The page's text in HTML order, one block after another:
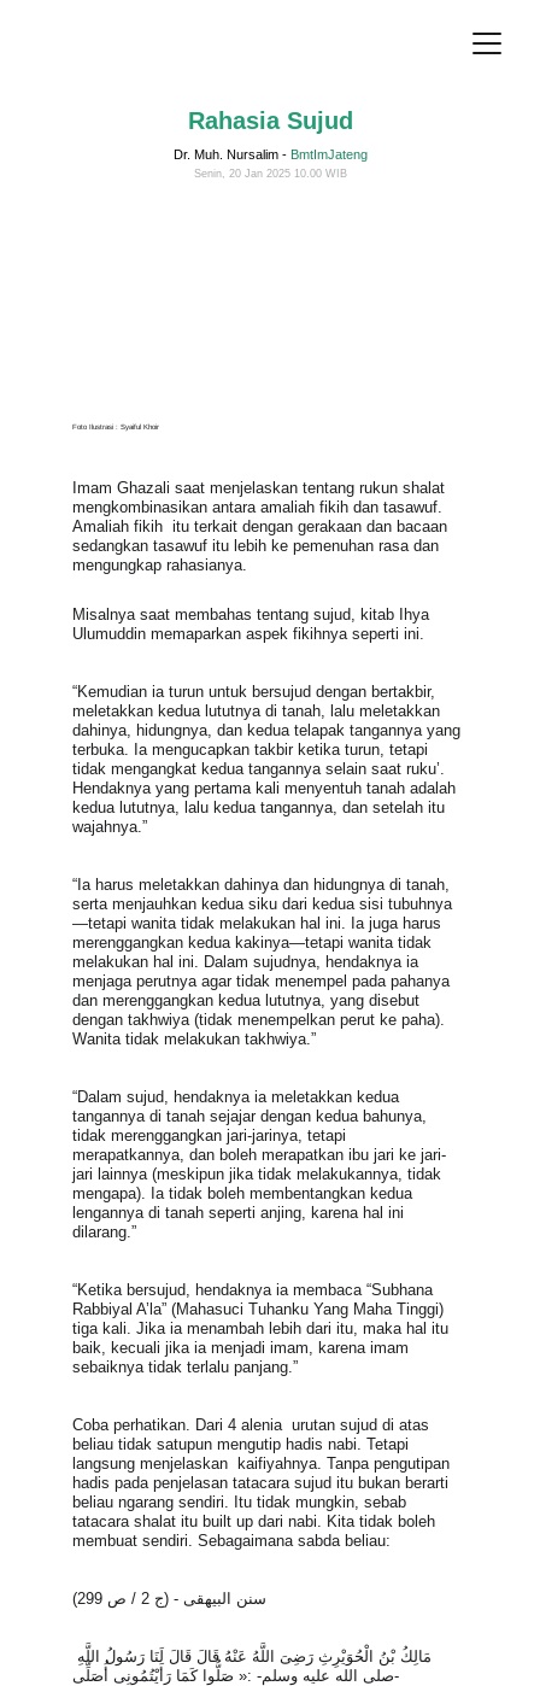
Rahasia Sujud
Dr. Muh. Nursalim - BmtImJateng
Senin, 20 Jan 2025 10.00 WIB
Foto Ilustrasi : Syaiful Khoir
Imam Ghazali saat menjelaskan tentang rukun shalat
mengkombinasikan antara amaliah fikih dan tasawuf.
Amaliah fikih  itu terkait dengan gerakaan dan bacaan
sedangkan tasawuf itu lebih ke pemenuhan rasa dan
mengungkap rahasianya.
Misalnya saat membahas tentang sujud, kitab Ihya
Ulumuddin memaparkan aspek fikihnya seperti ini.
“Kemudian ia turun untuk bersujud dengan bertakbir,
meletakkan kedua lututnya di tanah, lalu meletakkan
dahinya, hidungnya, dan kedua telapak tangannya yang
terbuka. Ia mengucapkan takbir ketika turun, tetapi
tidak mengangkat kedua tangannya selain saat ruku’.
Hendaknya yang pertama kali menyentuh tanah adalah
kedua lututnya, lalu kedua tangannya, dan setelah itu
wajahnya.”
“Ia harus meletakkan dahinya dan hidungnya di tanah,
serta menjauhkan kedua siku dari kedua sisi tubuhnya
—tetapi wanita tidak melakukan hal ini. Ia juga harus
merenggangkan kedua kakinya—tetapi wanita tidak
melakukan hal ini. Dalam sujudnya, hendaknya ia
menjaga perutnya agar tidak menempel pada pahanya
dan merenggangkan kedua lututnya, yang disebut
dengan takhwiya (tidak menempelkan perut ke paha).
Wanita tidak melakukan takhwiya.”
“Dalam sujud, hendaknya ia meletakkan kedua
tangannya di tanah sejajar dengan kedua bahunya,
tidak merenggangkan jari-jarinya, tetapi
merapatkannya, dan boleh merapatkan ibu jari ke jari-
jari lainnya (meskipun jika tidak melakukannya, tidak
mengapa). Ia tidak boleh membentangkan kedua
lengannya di tanah seperti anjing, karena hal ini
dilarang.”
“Ketika bersujud, hendaknya ia membaca “Subhana
Rabbiyal A’la” (Mahasuci Tuhanku Yang Maha Tinggi)
tiga kali. Jika ia menambah lebih dari itu, maka hal itu
baik, kecuali jika ia menjadi imam, karena imam
sebaiknya tidak terlalu panjang.”
Coba perhatikan. Dari 4 alenia  urutan sujud di atas
beliau tidak satupun mengutip hadis nabi. Tetapi
langsung menjelaskan  kaifiyahnya. Tanpa pengutipan
hadis pada penjelasan tatacara sujud itu bukan berarti
beliau ngarang sendiri. Itu tidak mungkin, sebab
tatacara shalat itu built up dari nabi. Kita tidak boleh
membuat sendiri. Sebagaimana sabda beliau:
سنن البيهقى - (ج 2 / ص 299)
مَالِكُ بْنُ الْحُوَيْرِثِ رَضِىَ اللَّهُ عَنْهُ قَالَ قَالَ لَنَا رَسُولُ اللَّهِ
-صلى الله عليه وسلم- :« صَلُّوا كَمَا رَأَيْتُمُونِى أُصَلِّى